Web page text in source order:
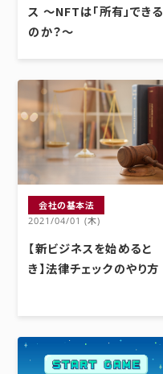
ス ～NFTは「所有」できる
のか？～
会社の基本法
2021/04/01 (木)
【新ビジネスを始めると
き】法律チェックのやり方